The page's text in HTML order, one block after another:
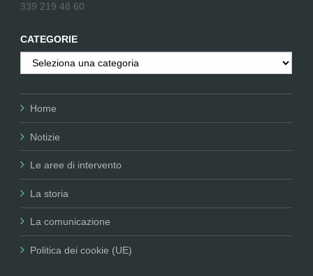
339 219 48 60
CATEGORIE
Categorie
Home
Notizie
Le aree di intervento
La storia
La comunicazione
Politica dei cookie (UE)